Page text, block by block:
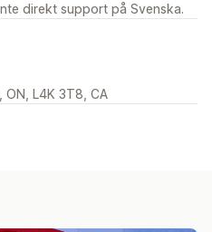
direkt support på Svenska.
ON, L4K 3T8, CA